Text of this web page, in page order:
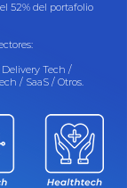
52% del portafolio
Tech /
/ SaaS / Otros.